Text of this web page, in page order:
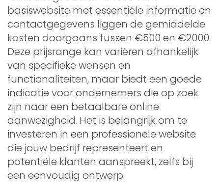
basiswebsite met essentiële informatie en
contactgegevens liggen de gemiddelde
kosten doorgaans tussen €500 en €2000.
Deze prijsrange kan variëren afhankelijk
van specifieke wensen en
functionaliteiten, maar biedt een goede
indicatie voor ondernemers die op zoek
zijn naar een betaalbare online
aanwezigheid. Het is belangrijk om te
investeren in een professionele website
die jouw bedrijf representeert en
potentiële klanten aanspreekt, zelfs bij
een eenvoudig ontwerp.